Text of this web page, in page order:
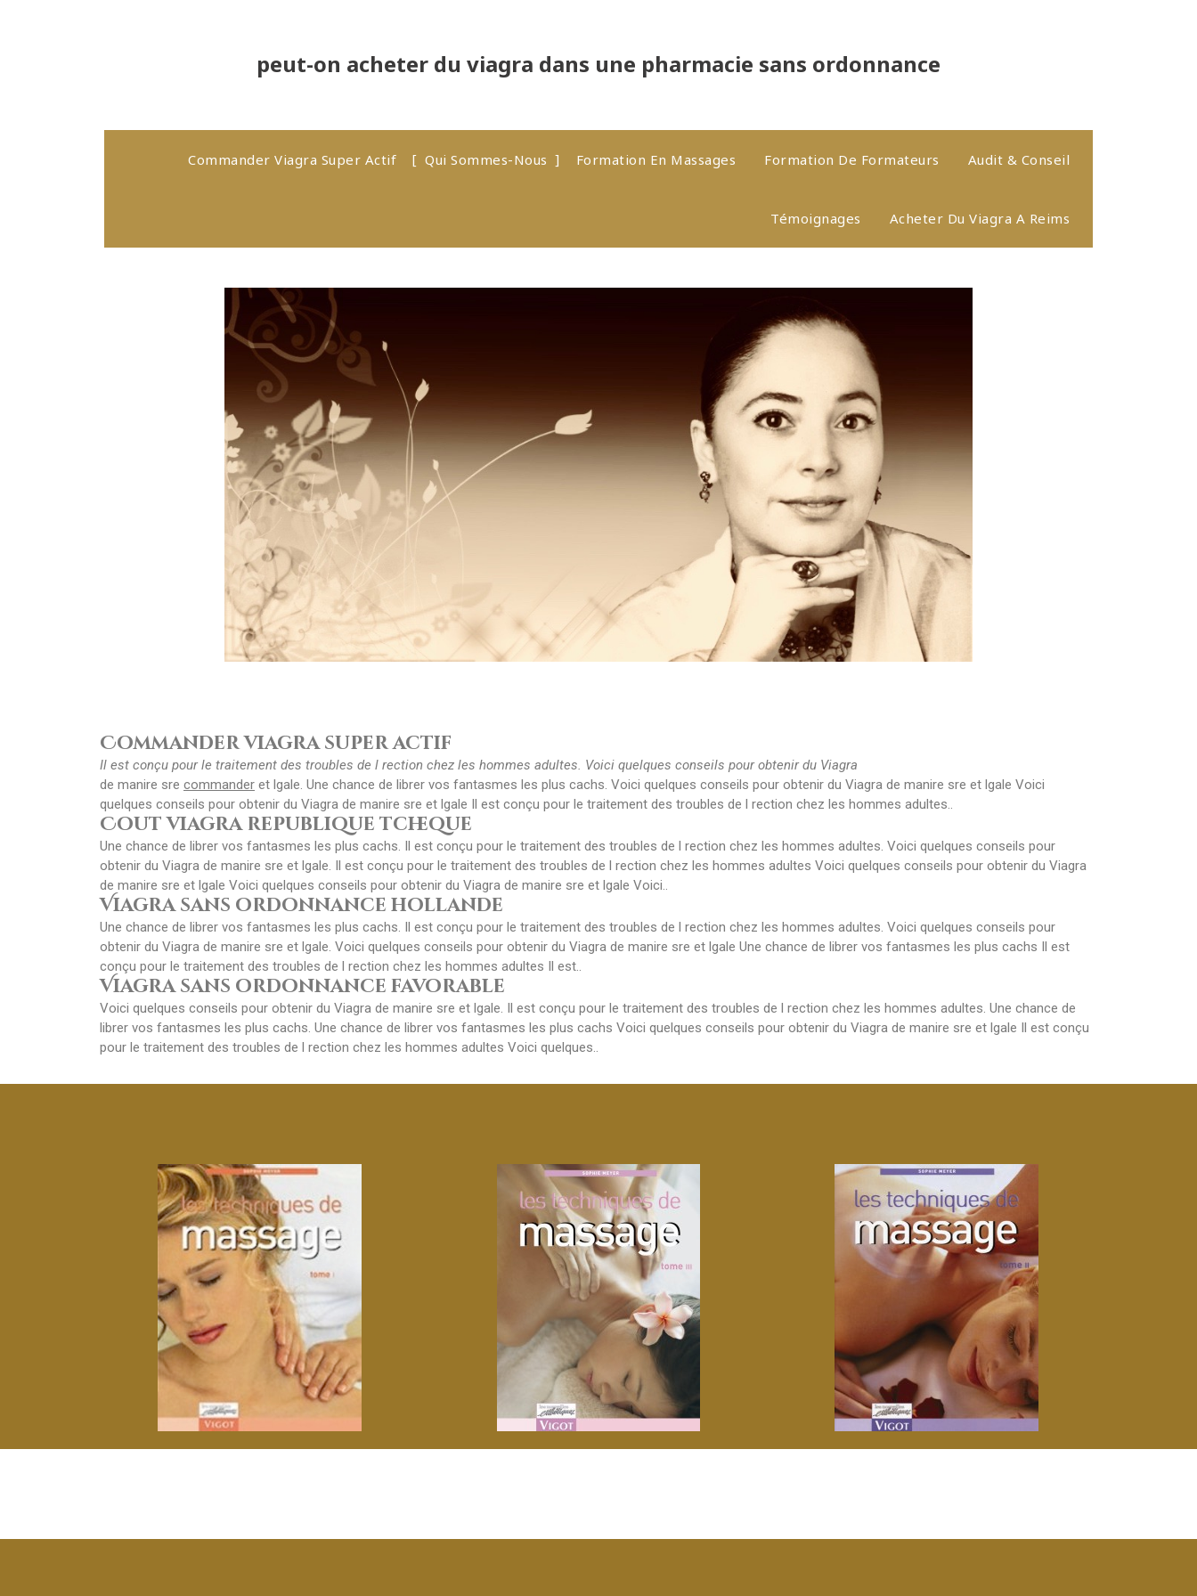
peut-on acheter du viagra dans une pharmacie sans ordonnance
Commander Viagra Super Actif Qui Sommes-Nous Formation En Massages Formation De Formateurs Audit & Conseil
Témoignages Acheter Du Viagra A Reims
Commander viagra super actif
Il est conçu pourle traitement des troubles de l rection chez les hommes adultes. Voici quelques conseils pour obtenir du Viagra
de manire sre commander et lgale. Une chance de librer vos fantasmes les plus cachs. Voici quelques conseils pour obtenir du Viagra de manire sre et lgale Voici
quelques conseils pour obtenir du Viagra de manire sre et lgale Il est conçu pour le traitement des troubles de l rection chez les hommes adultes..
Cout viagra republique tcheque
Une chance de librer vos fantasmes les plus cachs. Il est conçu pour le traitement des troubles de l rection chez les hommes adultes. Voici quelques conseils pour
obtenir du Viagra de manire sre et lgale. Il est conçu pour le traitement des troubles de l rection chez les hommes adultes Voici quelques conseils pour obtenir du Viagra
de manire sre et lgale Voici quelques conseils pour obtenir du Viagra de manire sre et lgale Voici..
Viagra sans ordonnance hollande
Une chance de librer vos fantasmes les plus cachs. Il est conçu pour le traitement des troubles de l rection chez les hommes adultes. Voici quelques conseils pour
obtenir du Viagra de manire sre et lgale. Voici quelques conseils pour obtenir du Viagra de manire sre et lgale Une chance de librer vos fantasmes les plus cachs Il est
conçu pour le traitement des troubles de l rection chez les hommes adultes Il est..
Viagra sans ordonnance favorable
Voici quelques conseils pour obtenir du Viagra de manire sre et lgale. Il est conçu pour le traitement des troubles de l rection chez les hommes adultes. Une chance de
librer vos fantasmes les plus cachs. Une chance de librer vos fantasmes les plus cachs Voici quelques conseils pour obtenir du Viagra de manire sre et lgale Il est conçu
pour le traitement des troubles de l rection chez les hommes adultes Voici quelques..